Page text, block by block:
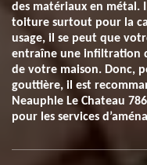
des matériaux en métal.
toiture surtout pour la
usage, il se peut que
entraîne une infiltration
de votre maison. Donc,
gouttière, il est
Neauphle Le Chateau
pour les services